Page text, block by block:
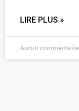
LIRE PLUS »
Aucun commentaire